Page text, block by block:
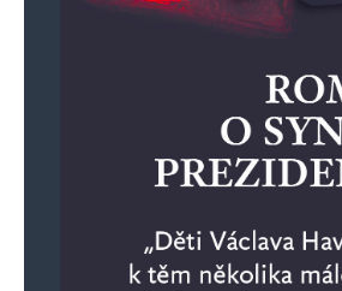
S pozdravem
Filip Turek